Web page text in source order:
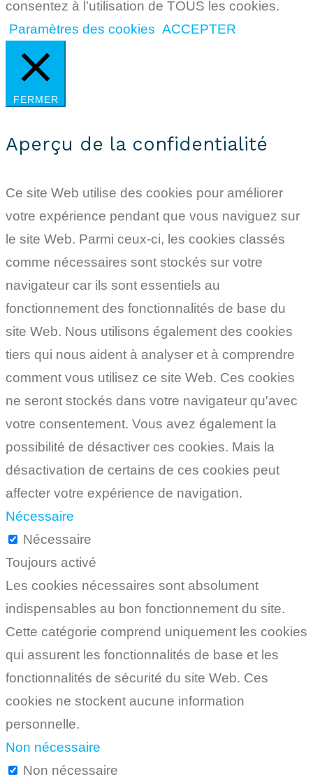
consentez à l'utilisation de TOUS les cookies.
Paramètres des cookies ACCEPTER
FERMER
Aperçu de la confidentialité
Ce site Web utilise des cookies pour améliorer
votre expérience pendant que vous naviguez sur
le site Web. Parmi ceux-ci, les cookies classés
comme nécessaires sont stockés sur votre
navigateur car ils sont essentiels au
fonctionnement des fonctionnalités de base du
site Web. Nous utilisons également des cookies
tiers qui nous aident à analyser et à comprendre
comment vous utilisez ce site Web. Ces cookies
ne seront stockés dans votre navigateur qu'avec
votre consentement. Vous avez également la
possibilité de désactiver ces cookies. Mais la
désactivation de certains de ces cookies peut
affecter votre expérience de navigation.
Nécessaire
Nécessaire
Toujours activé
Les cookies nécessaires sont absolument
indispensables au bon fonctionnement du site.
Cette catégorie comprend uniquement les cookies
qui assurent les fonctionnalités de base et les
fonctionnalités de sécurité du site Web. Ces
cookies ne stockent aucune information
personnelle.
Non nécessaire
Non nécessaire